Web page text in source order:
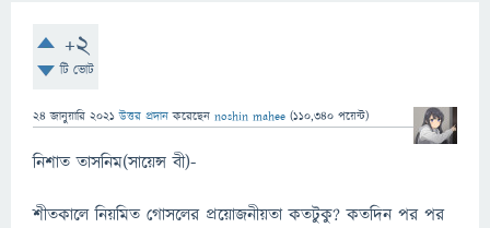
+2
টি ভোট
24 জানুয়ারি 2021 উত্তর প্রদান করেছেন noshin mahee (110,340 পয়েন্ট)
নিশাত তাসনিম(সায়েন্স বী)-
শীতকালে নিয়মিত গোসলের প্রয়োজনীয়তা কতটুকু? কতদিন পর পর